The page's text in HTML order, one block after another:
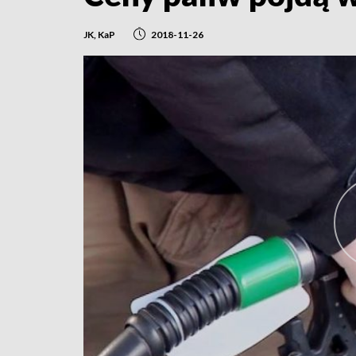
JK, KaP 2018-11-26